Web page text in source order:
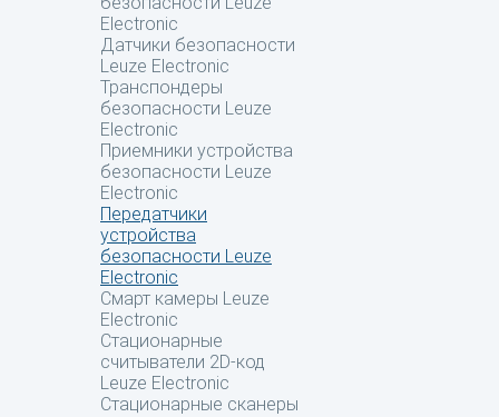
Electronic
Датчики безопасности
Leuze Electronic
Транспондеры
безопасности Leuze
Electronic
Приемники устройства
безопасности Leuze
Electronic
Передатчики
устройства
безопасности Leuze
Electronic
Смарт камеры Leuze
Electronic
Стационарные
считыватели 2D-код
Leuze Electronic
Стационарные сканеры